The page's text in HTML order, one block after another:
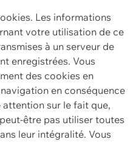
Les informations
votre utilisation de ce
à un serveur de
enregistrées. Vous
des cookies en
en conséquence
sur le fait que,
être pas utiliser toutes
leur intégralité. Vous